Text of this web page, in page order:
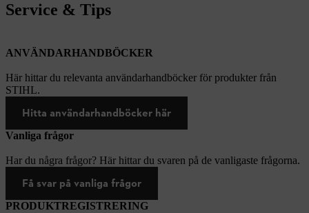
Service & Tips
ANVÄNDARHANDBÖCKER
Här hittar du relevanta användarhandböcker för produkter från
STIHL.
Hitta användarhandböcker här
Vanliga frågor
Har du några frågor? Här hittar du svaren på de vanligaste frågorna.
Få svar på vanliga frågor
PRODUKTREGISTRERING